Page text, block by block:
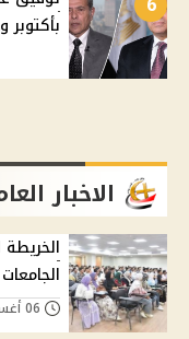
الاخبار
الجامعات تبدأ 19 سبتمبر